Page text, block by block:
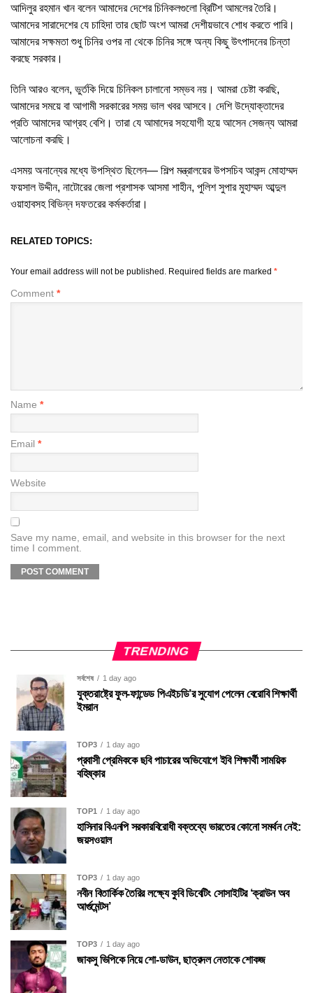
আদিলুর রহমান খান বলেন আমাদের দেশের চিনিকলগুলো ব্রিটিশ আমলের তৈরি।
আমাদের সারাদেশের যে চাহিদা তার ছোট অংশ আমরা দেশীয়ভাবে শোধ করতে পারি।
আমাদের সক্ষমতা শুধু চিনির ওপর না থেকে চিনির সঙ্গে অন্য কিছু উৎপাদনের চিন্তা
করছে সরকার।
তিনি আরও বলেন, ভুর্তকি দিয়ে চিনিকল চালানো সম্ভব নয়। আমরা চেষ্টা করছি,
আমাদের সময়ে বা আগামী সরকারের সময় ভাল খবর আসবে। দেশি উদ্যোক্তাদের
প্রতি আমাদের আগ্রহ বেশি। তারা যে আমাদের সহযোগী হয়ে আসেন সেজন্য আমরা
আলোচনা করছি।
এসময় অনান্যের মধ্যে উপস্থিত ছিলেন— শিল্প মন্ত্রালয়ের উপসচিব আকন্দ মোহাম্মদ
ফয়সাল উদ্দীন, নাটোরের জেলা প্রশাসক আসমা শাহীন, পুলিশ সুপার মুহাম্মদ আব্দুল
ওয়াহাবসহ বিভিন্ন দফতরের কর্মকর্তারা।
RELATED TOPICS:
Your email address will not be published. Required fields are marked *
Comment *
Name *
Email *
Website
Save my name, email, and website in this browser for the next
time I comment.
TRENDING
সর্বশেষ 1 day ago
যুক্তরাষ্ট্রে ফুল-ফান্ডেড পিএইচডি’র সুযোগ পেলেন বেরোবি শিক্ষার্থী
ইমরান
TOP3 1 day ago
প্রবাসী প্রেমিককে ছবি পাচারের অভিযোগে ইবি শিক্ষার্থী সাময়িক
বহিষ্কার
TOP1 1 day ago
হাসিনার বিএনপি সরকারবিরোধী বক্তব্যে ভারতের কোনো সমর্থন নেই:
জয়সওয়াল
TOP3 1 day ago
নবীন বিতার্কিক তৈরির লক্ষ্যে কুবি ডিবেটিং সোসাইটির ‘ক্রাউন অব
আর্গুমেন্টস’
TOP3 1 day ago
জাকসু ভিপিকে নিয়ে শো-ডাউন, ছাত্রদল নেতাকে শোকজ